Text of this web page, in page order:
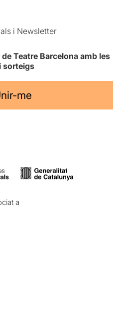
i Newsletter
Teatre Barcelona amb les
sorteigs
me
a